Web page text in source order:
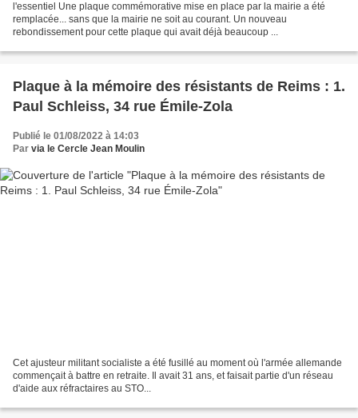
l'essentiel Une plaque commémorative mise en place par la mairie a été
remplacée... sans que la mairie ne soit au courant. Un nouveau
rebondissement pour cette plaque qui avait déjà beaucoup ...
Plaque à la mémoire des résistants de Reims : 1.
Paul Schleiss, 34 rue Émile-Zola
Publié le 01/08/2022 à 14:03
Par via le Cercle Jean Moulin
Cet ajusteur militant socialiste a été fusillé au moment où l'armée allemande
commençait à battre en retraite. Il avait 31 ans, et faisait partie d'un réseau
d'aide aux réfractaires au STO...